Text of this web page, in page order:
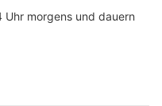
morgens und dauern